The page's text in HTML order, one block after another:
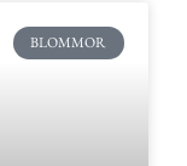
BLOMMOR